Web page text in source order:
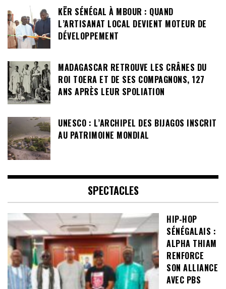
KËR SÉNÉGAL À MBOUR : QUAND
L’ARTISANAT LOCAL DEVIENT MOTEUR DE
DÉVELOPPEMENT
MADAGASCAR RETROUVE LES CRÂNES DU
ROI TOERA ET DE SES COMPAGNONS, 127
ANS APRÈS LEUR SPOLIATION
UNESCO : L’ARCHIPEL DES BIJAGOS INSCRIT
AU PATRIMOINE MONDIAL
SPECTACLES
HIP-HOP
SÉNÉGALAIS :
ALPHA THIAM
RENFORCE
SON ALLIANCE
AVEC PBS